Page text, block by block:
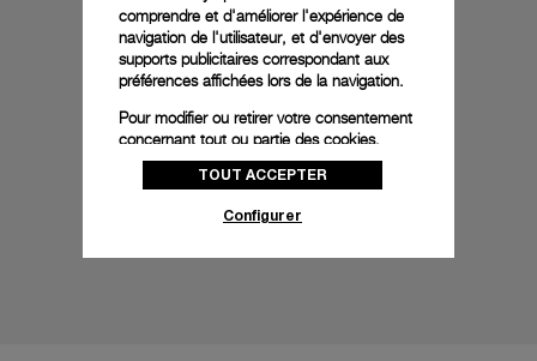
comprendre et d'améliorer l'expérience de
navigation de l'utilisateur, et d'envoyer des
supports publicitaires correspondant aux
préférences affichées lors de la navigation.
Pour modifier ou retirer votre consentement
concernant tout ou partie des cookies,
cliquez sur « Configurer » ou consultez notre
politique des cookiespour obtenir plus
donnez votre consentement pour l’utilisation
TOUT ACCEPTER
Configurer